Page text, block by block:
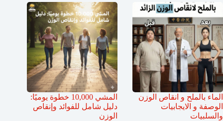
الماء بالملح و انقاص الوزن
الوصفة و الايجابيات
والسلبيات
المشي 10,000 خطوة يوميًا:
دليل شامل للفوائد وإنقاص
الوزن